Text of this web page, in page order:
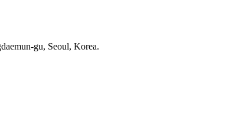
gu, Seoul, Korea.